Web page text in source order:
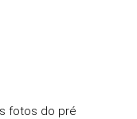
fotos do pré